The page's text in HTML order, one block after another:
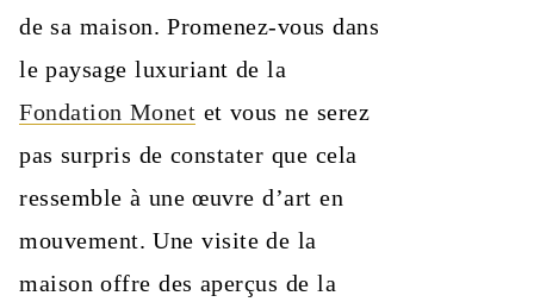
de sa maison. Promenez-vous dans
le paysage luxuriant de la
Fondation Monet et vous ne serez
pas surpris de constater que cela
ressemble à une œuvre d’art en
mouvement. Une visite de la
maison offre des aperçus de la